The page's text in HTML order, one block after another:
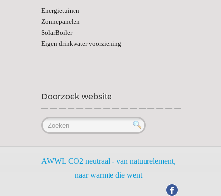
Energietuinen
Zonnepanelen
SolarBoiler
Eigen drinkwater voorziening
Doorzoek website
AWWL CO2 neutraal - van natuurelement,
naar warmte die went